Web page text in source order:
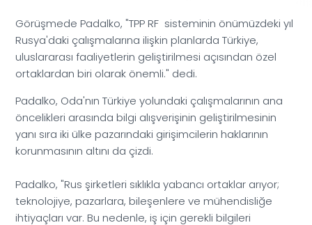
Görüşmede Padalko, "TPP RF sisteminin önümüzdeki yıl
Rusya'daki çalışmalarına ilişkin planlarda Türkiye,
uluslararası faaliyetlerin geliştirilmesi açısından özel
ortaklardan biri olarak önemli." dedi.
Padalko, Oda'nın Türkiye yolundaki çalışmalarının ana
öncelikleri arasında bilgi alışverişinin geliştirilmesinin
yanı sıra iki ülke pazarındaki girişimcilerin haklarının
korunmasının altını da çizdi.
Padalko, "Rus şirketleri sıklıkla yabancı ortaklar arıyor;
teknolojiye, pazarlara, bileşenlere ve mühendisliğe
ihtiyaçları var. Bu nedenle, iş için gerekli bilgileri